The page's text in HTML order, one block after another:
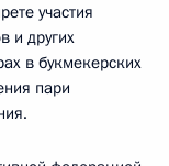
участия
и других
в букмекерских
пари